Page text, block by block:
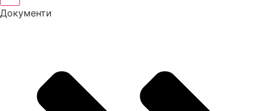
Документи